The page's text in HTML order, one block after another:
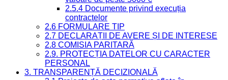
2.5.4 Documente privind execuția
contractelor
2.6 FORMULARE TIP
2.7 DECLARAȚII DE AVERE ȘI DE INTERESE
2.8 COMISIA PARITARĂ
2.9. PROTECȚIA DATELOR CU CARACTER
PERSONAL
3. TRANSPARENȚĂ DECIZIONALĂ